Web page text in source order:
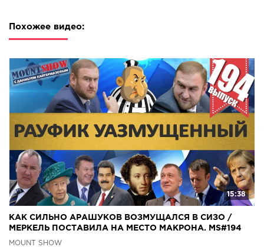
Похожее видео:
15:38
КАК СИЛЬНО АРАШУКОВ ВОЗМУЩАЛСЯ В СИЗО /
МЕРКЕЛЬ ПОСТАВИЛА НА МЕСТО МАКРОНА. MS#194
MOUNT SHOW